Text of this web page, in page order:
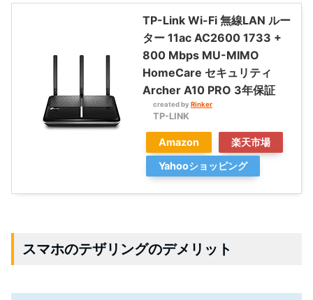
TP-Link Wi-Fi 無線LAN ルー
ター 11ac AC2600 1733 +
800 Mbps MU-MIMO
HomeCare セキュリティ
Archer A10 PRO 3年保証
created by Rinker
TP-LINK
Amazon
楽天市場
Yahooショッピング
スマホのテザリングのデメリット